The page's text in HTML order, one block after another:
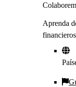
Aprenda